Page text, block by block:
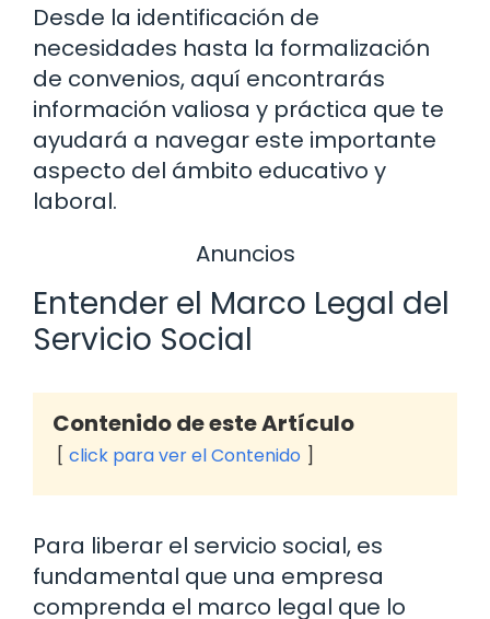
Desde la identificación de
necesidades hasta la formalización
de convenios, aquí encontrarás
información valiosa y práctica que te
ayudará a navegar este importante
aspecto del ámbito educativo y
laboral.
Anuncios
Entender el Marco Legal del
Servicio Social
Contenido de este Artículo
click para ver el Contenido
Para liberar el servicio social, es
fundamental que una empresa
comprenda el marco legal que lo